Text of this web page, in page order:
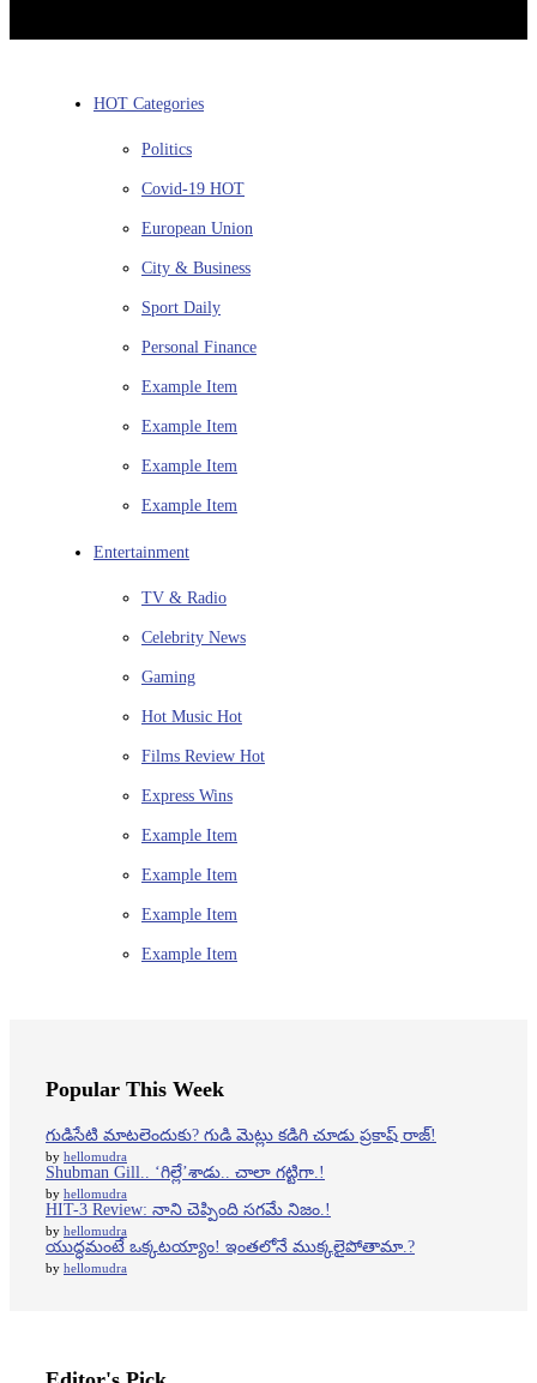
HOT Categories
Politics
Covid-19 HOT
European Union
City & Business
Sport Daily
Personal Finance
Example Item
Example Item
Example Item
Example Item
Entertainment
TV & Radio
Celebrity News
Gaming
Hot Music Hot
Films Review Hot
Express Wins
Example Item
Example Item
Example Item
Example Item
Popular This Week
గుడిసేటి మాటలెందుకు? గుడి మెట్లు కడిగి చూడు ప్రకాష్ రాజ్!
by hellomudra
Shubman Gill.. ‘గిల్లే’శాడు.. చాలా గట్టిగా.!
by hellomudra
HIT-3 Review: నాని చెప్పింది సగమే నిజం.!
by hellomudra
యుద్ధమంటే ఒక్కటయ్యాం! ఇంతలోనే ముక్కలైపోతామా.?
by hellomudra